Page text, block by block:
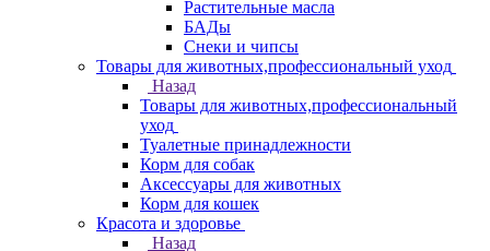
Растительные масла
БАДы
Снеки и чипсы
Товары для животных,профессиональный уход
Назад
Товары для животных,профессиональный
уход
Туалетные принадлежности
Корм для собак
Аксессуары для животных
Корм для кошек
Красота и здоровье
Назад